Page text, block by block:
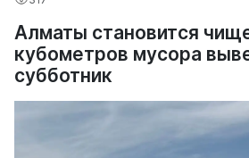
Алматы становится
кубометров мусора
субботник